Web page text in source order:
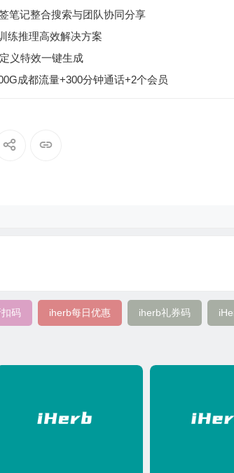
笔记整合搜索与团队协同分享
练推理高效解决方案
义特效一键生成
成都流量+300分钟通话+2个会员
码 iherb每日优惠 iherb礼券码